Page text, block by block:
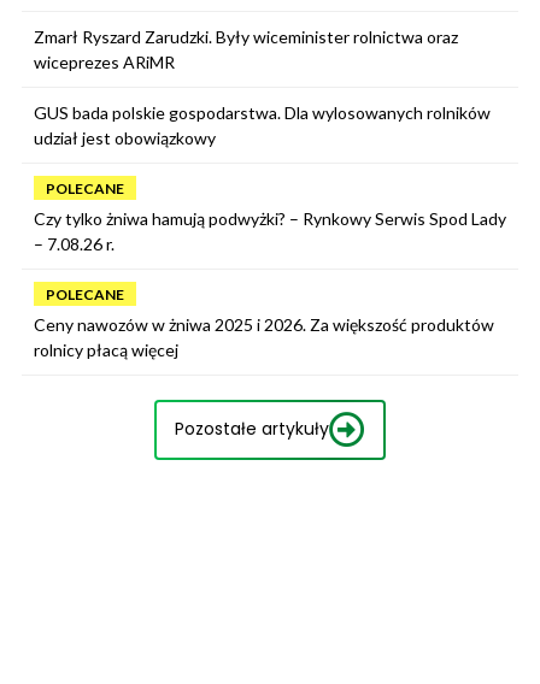
Zmarł Ryszard Zarudzki. Były wiceminister rolnictwa oraz
wiceprezes ARiMR
GUS bada polskie gospodarstwa. Dla wylosowanych rolników
udział jest obowiązkowy
POLECANE
Czy tylko żniwa hamują podwyżki? – Rynkowy Serwis Spod Lady
– 7.08.26 r.
POLECANE
Ceny nawozów w żniwa 2025 i 2026. Za większość produktów
rolnicy płacą więcej
Pozostałe artykuły